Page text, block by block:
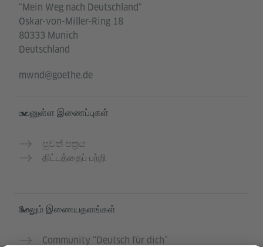
"Mein Weg nach Deutschland"
Oskar-von-Miller-Ring 18
80333 Munich
Deutschland
mwnd@goethe.de
பயனுள்ள இணைப்புகள்
පුවත් පත්‍රය
திட்டத்தைப் பற்றி
மேலும் இணையதளங்கள்
Community “Deutsch für dich”